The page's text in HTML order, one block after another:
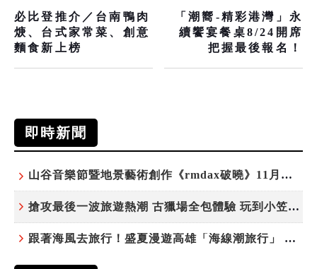
必比登推介／台南鴨肉
焿、台式家常菜、創意
麵食新上榜
「潮嚮-精彩港灣」永
續饗宴餐桌8/24開席
把握最後報名！
即時新聞
山谷音樂節暨地景藝術創作《rmdax破曉》11月花蓮銅門登場
搶攻最後一波旅遊熱潮 古獵場全包體驗 玩到小笠原夜遊觀星
跟著海風去旅行！盛夏漫遊高雄「海線潮旅行」 五大主題遊程探索漁村魅力